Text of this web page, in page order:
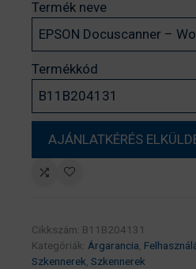
Termék neve
Termékkód
Cikkszám: B11B204131
Kategóriák: Árgarancia,
Szkennerek, Szkennerek